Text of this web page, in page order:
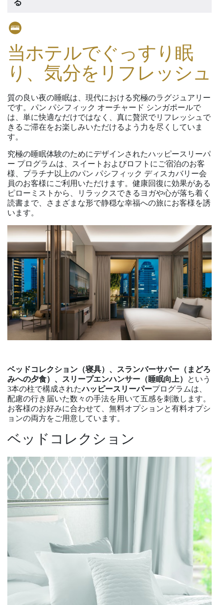
る
当ホテルでぐっすり眠
り、気分をリフレッシュ
質の良い夜の睡眠は、現代における究極のラグジュアリー
です。パン パシフィック オーチャード シンガポールで
は、単に快適なだけではなく、真に贅沢でリフレッシュで
きるご滞在をお楽しみいただけるよう力を尽くしていま
す。
究極の睡眠体験のためにデザインされたハッピースリーパ
ー プログラムは、スイートおよびロフトにご宿泊のお客
様、プラチナ以上のパン パシフィック ディスカバリー会
員のお客様にご利用いただけます。健康回復に効果がある
ピローミストから、リラックスできるヨガや心が落ち着く
読書まで、さまざまな形で静穏な幸福への旅にお客様を誘
います。
ベッドコレクション（寝具）、スランバーサパー（まどろ
みへの夕食）、スリープエンハンサー（睡眠向上）
という
3本の柱で構成されたハッピースリーパープログラムは、
配慮の行き届いた数々の手法を用いて五感を刺激します。
お客様のお好みに合わせて、無料オプションと有料オプシ
ョンの両方をご用意しています。
ベッドコレクション